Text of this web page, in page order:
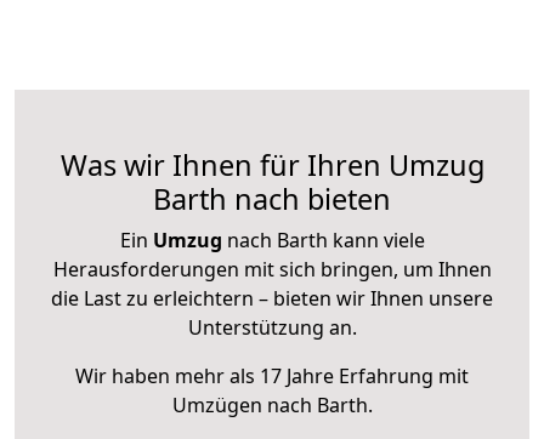
Was wir Ihnen für Ihren Umzug
Barth nach bieten
Ein Umzug nach Barth kann viele
Herausforderungen mit sich bringen, um Ihnen
die Last zu erleichtern – bieten wir Ihnen unsere
Unterstützung an.
Wir haben mehr als 17 Jahre Erfahrung mit
Umzügen nach Barth.